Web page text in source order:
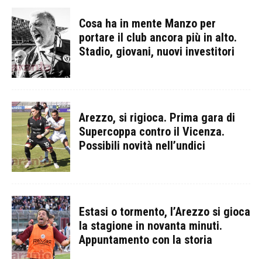
Cosa ha in mente Manzo per
portare il club ancora più in alto.
Stadio, giovani, nuovi investitori
Arezzo, si rigioca. Prima gara di
Supercoppa contro il Vicenza.
Possibili novità nell’undici
Estasi o tormento, l’Arezzo si gioca
la stagione in novanta minuti.
Appuntamento con la storia